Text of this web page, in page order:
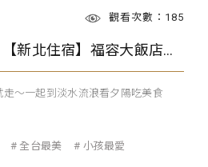
觀看次數：185
莊董的生活情報讚 - 【新北住宿】福容大飯店淡水漁人碼頭店度假趣！
～一起到淡水流浪看夕陽吃美食
全台最美
小孩最愛